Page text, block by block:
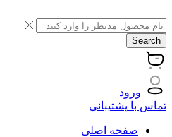
Search
ورود
تماس با پشتیبانی
صفحه اصلی